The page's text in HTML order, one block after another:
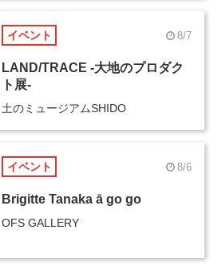
イベント 8/7
LAND/TRACE -大地のプロダク
ト展-
土のミュージアムSHIDO
イベント 8/6
Brigitte Tanaka ā go go
OFS GALLERY